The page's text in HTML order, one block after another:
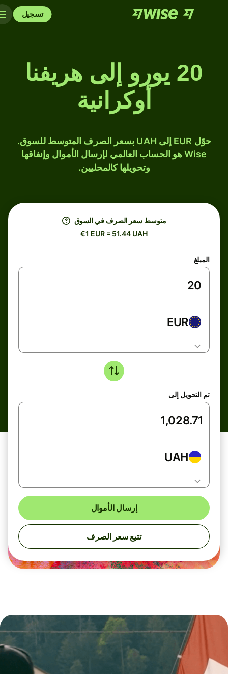
تسجيل
20 يورو إلى هريفنا
أوكرانية
حوّل EUR إلى UAH بسعر الصرف المتوسط للسوق.
Wise هو الحساب العالمي لإرسال الأموال وإنفاقها
وتحويلها كالمحليين.
متوسط ​​سعر الصرف في السوق
€1 EUR = 51.44 UAH
المبلغ
EUR
تم التحويل إلى
UAH
إرسال الأموال
تتبع سعر الصرف